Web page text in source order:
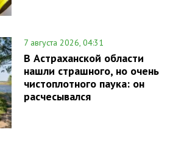
7 августа 2026, 04:31
В Астраханской области
нашли страшного, но очень
чистоплотного паука: он
расчесывался